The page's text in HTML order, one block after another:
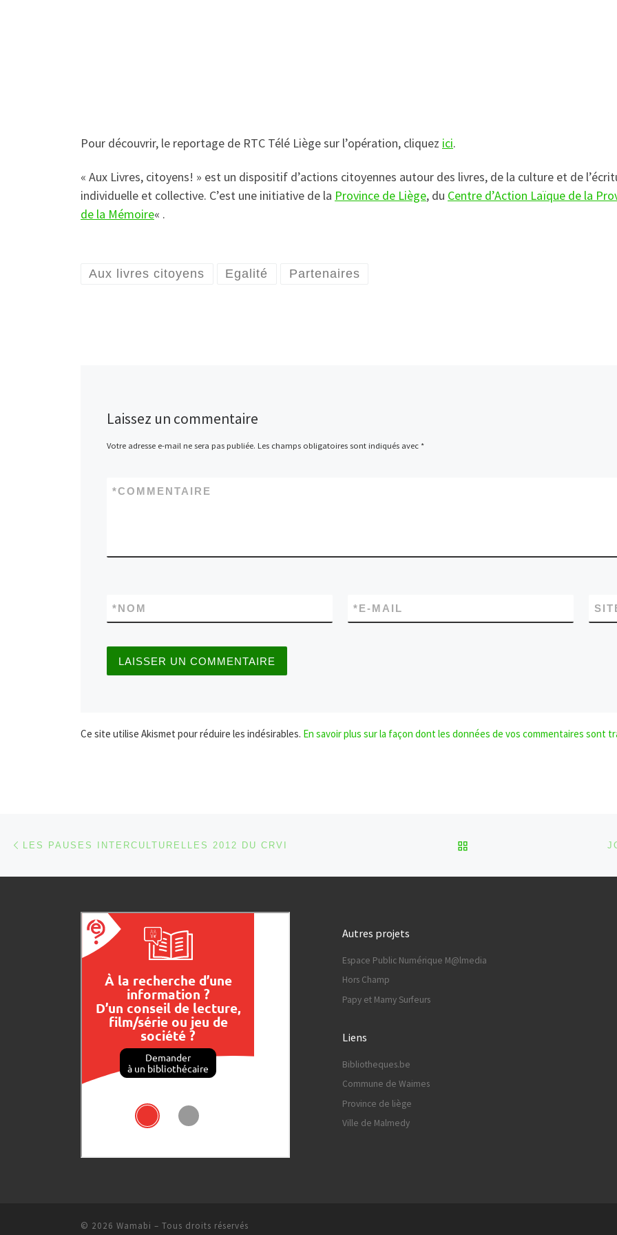
Pour découvrir, le reportage de RTC Télé Liège sur l’opération, cliquez ici.
« Aux Livres, citoyens! » est un dispositif d’actions citoyennes autour des livres, de la culture et de
individuelle et collective. C’est une initiative de la Province de Liège, du Centre d’Action Laïque de la
de la Mémoire« .
Aux livres citoyens Egalité Partenaires
Laissez un commentaire
Votre adresse e-mail ne sera pas publiée. Les champs obligatoires sont indiqués avec *
COMMENTAIRE
*
NOM
* E-MAIL
*
Ce site utilise Akismet pour réduire les indésirables. En savoir plus sur la façon dont les données de vos commentaires sont
Parcourir les articles
LES PAUSES INTERCULTURELLES 2012 DU CRVI RETOUR À LA LISTE
Autres projets
Espace Public Numérique M@lmedia
Hors Champ
Papy et Mamy Surfeurs
Liens
Bibliotheques.be
Commune de Waimes
Province de liège
Ville de Malmedy
© 2026 Wamabi – Tous droits réservés